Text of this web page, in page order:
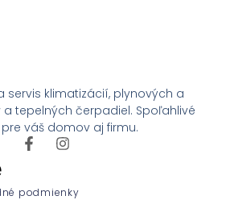
servis klimatizácií, plynových a
a tepelných čerpadiel. Spoľahlivé
pre váš domov aj firmu.
podmienky